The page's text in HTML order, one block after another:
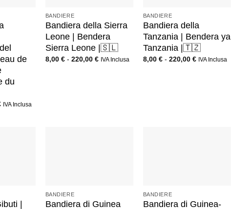
de
du
IVA Inclusa
BANDIERE
Bandiera della Sierra
Leone | Bendera
Sierra Leone |🇸🇱
8,00 € - 220,00 € IVA Inclusa
BANDIERE
Bandiera della
Tanzania | Bendera ya
Tanzania |🇹🇿
8,00 € - 220,00 € IVA Inclusa
|
BANDIERE
Bandiera di Guinea
BANDIERE
Bandiera di Guinea-